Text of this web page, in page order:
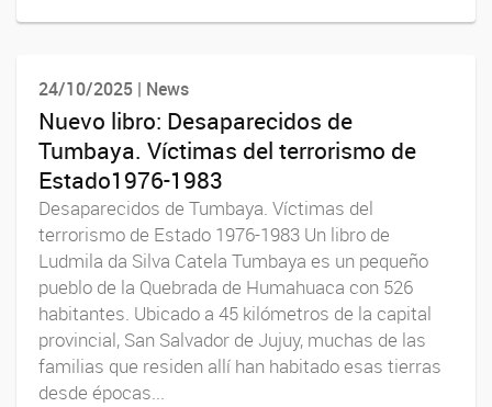
24/10/2025 | News
Nuevo libro: Desaparecidos de
Tumbaya. Víctimas del terrorismo de
Estado1976-1983
Desaparecidos de Tumbaya. Víctimas del
terrorismo de Estado 1976-1983 Un libro de
Ludmila da Silva Catela Tumbaya es un pequeño
pueblo de la Quebrada de Humahuaca con 526
habitantes. Ubicado a 45 kilómetros de la capital
provincial, San Salvador de Jujuy, muchas de las
familias que residen allí han habitado esas tierras
desde épocas...